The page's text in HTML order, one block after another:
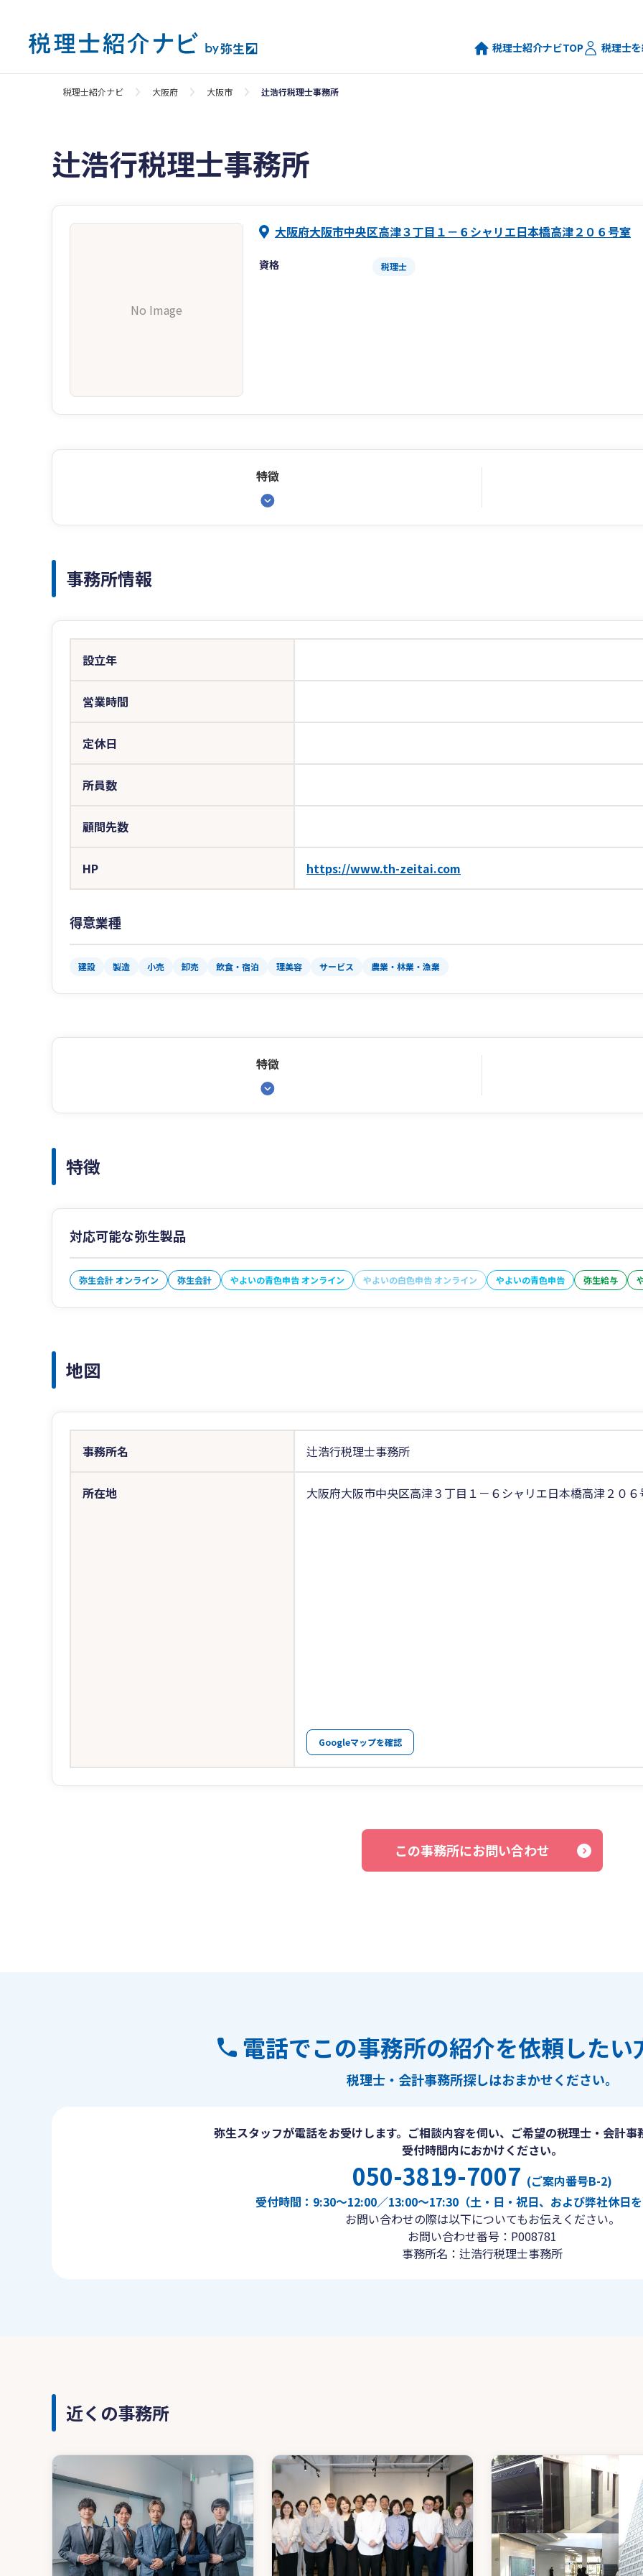
税理士紹介ナビTOP 税理士
税理士紹介ナビ 大阪府 大阪市 辻浩行税理士事務所
辻浩行税理士事務所
No Image
大阪府大阪市中央区高津３丁目１－６シャリエ日本橋高津２０６号室
資格 税理士
特徴
事務所情報
設立年
営業時間
定休日
所員数
顧問先数
HP https://www.th-zeitai.com
得意業種
建設 製造 小売 卸売 飲食・宿泊 理美容 サービス 農業・林業・漁業
特徴
特徴
対応可能な弥生製品
弥生会計 オンライン 弥生会計 やよいの青色申告 オンライン やよいの白色申告 オンライン やよいの青色申告 弥生給与
地図
事務所名 辻浩行税理士事務所
所在地 大阪府大阪市中央区高津３丁目１－６シャリエ日本橋高津２０６
Googleマップを確認
この事務所にお問い合わせ
電話でこの事務所の紹介を依頼したい
税理士・会計事務所探しはおまかせください。
弥生スタッフが電話をお受けします。ご相談内容を伺い、ご希望の税理士・会計事
受付時間内におかけください。
050-3819-7007 (ご案内番号B-2)
受付時間：9:30〜12:00／13:00〜17:30（土・日・祝日、および弊社休日
お問い合わせの際は以下についてもお伝えください。
お問い合わせ番号：P008781
事務所名：辻浩行税理士事務所
近くの事務所